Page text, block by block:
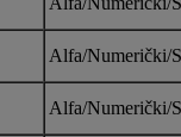
Alfa/Numerički/
Alfa/Numerički/